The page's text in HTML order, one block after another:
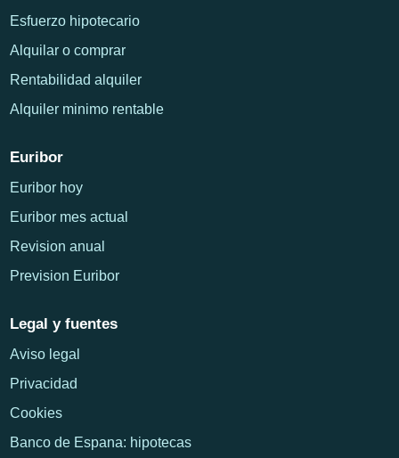
Esfuerzo hipotecario
Alquilar o comprar
Rentabilidad alquiler
Alquiler minimo rentable
Euribor
Euribor hoy
Euribor mes actual
Revision anual
Prevision Euribor
Legal y fuentes
Aviso legal
Privacidad
Cookies
Banco de Espana: hipotecas